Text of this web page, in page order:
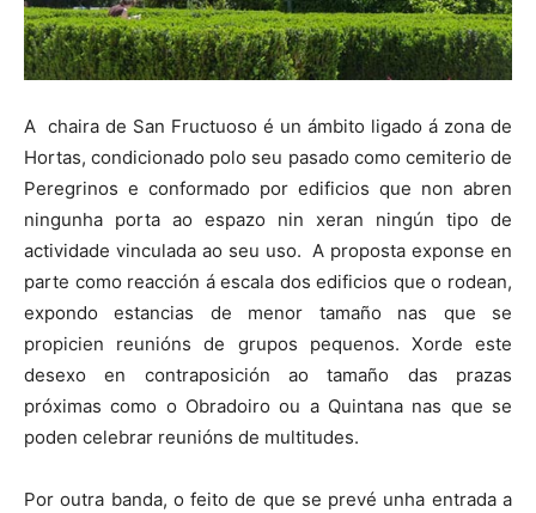
A chaira de San Fructuoso é un ámbito ligado á zona de
Hortas, condicionado polo seu pasado como cemiterio de
Peregrinos e conformado por edificios que non abren
ningunha porta ao espazo nin xeran ningún tipo de
actividade vinculada ao seu uso. A proposta exponse en
parte como reacción á escala dos edificios que o rodean,
expondo estancias de menor tamaño nas que se
propicien reunións de grupos pequenos. Xorde este
desexo en contraposición ao tamaño das prazas
próximas como o Obradoiro ou a Quintana nas que se
poden celebrar reunións de multitudes.
Por outra banda, o feito de que se prevé unha entrada a